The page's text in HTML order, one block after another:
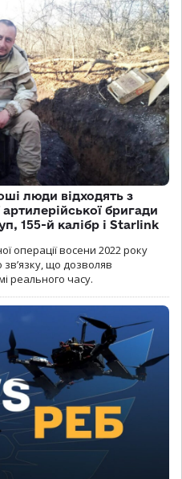
люди відходять з
артилерійської бригади
155-й калібр і Starlink
операції восени 2022 року
що дозволяв
реального часу.